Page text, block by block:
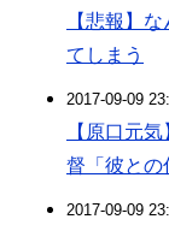
【悲報】
てしまう
2017-09-09
【原口元
督「彼との
2017-09-09